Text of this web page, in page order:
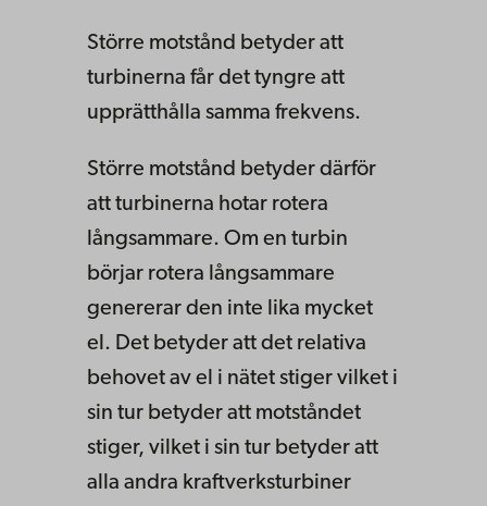
Större motstånd betyder att
turbinerna får det tyngre att
upprätthålla samma frekvens.
Större motstånd betyder därför
att turbinerna hotar rotera
långsammare. Om en turbin
börjar rotera långsammare
genererar den inte lika mycket
el. Det betyder att det relativa
behovet av el i nätet stiger vilket i
sin tur betyder att motståndet
stiger, vilket i sin tur betyder att
alla andra kraftverksturbiner